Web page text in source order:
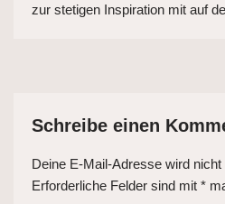
zur stetigen Inspiration mit auf
Schreibe einen
Deine E-Mail-Adresse wird nicht
Erforderliche Felder sind mit *